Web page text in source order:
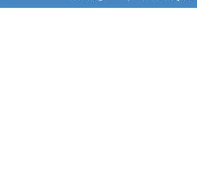
- Hans-im-